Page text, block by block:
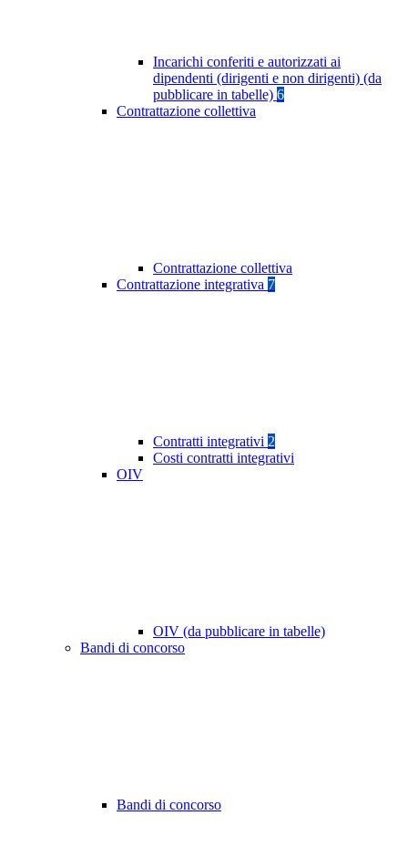
Incarichi conferiti e autorizzati ai
dipendenti (dirigenti e non dirigenti) (da
pubblicare in tabelle) 6
Contrattazione collettiva
Contrattazione collettiva
Contrattazione integrativa 7
Contratti integrativi 2
Costi contratti integrativi
OIV
OIV (da pubblicare in tabelle)
Bandi di concorso
Bandi di concorso